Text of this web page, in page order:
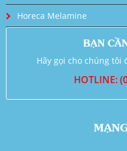
Horeca Melamine
BẠN
Hãy gọi cho chúng tôi
HOTLINE: